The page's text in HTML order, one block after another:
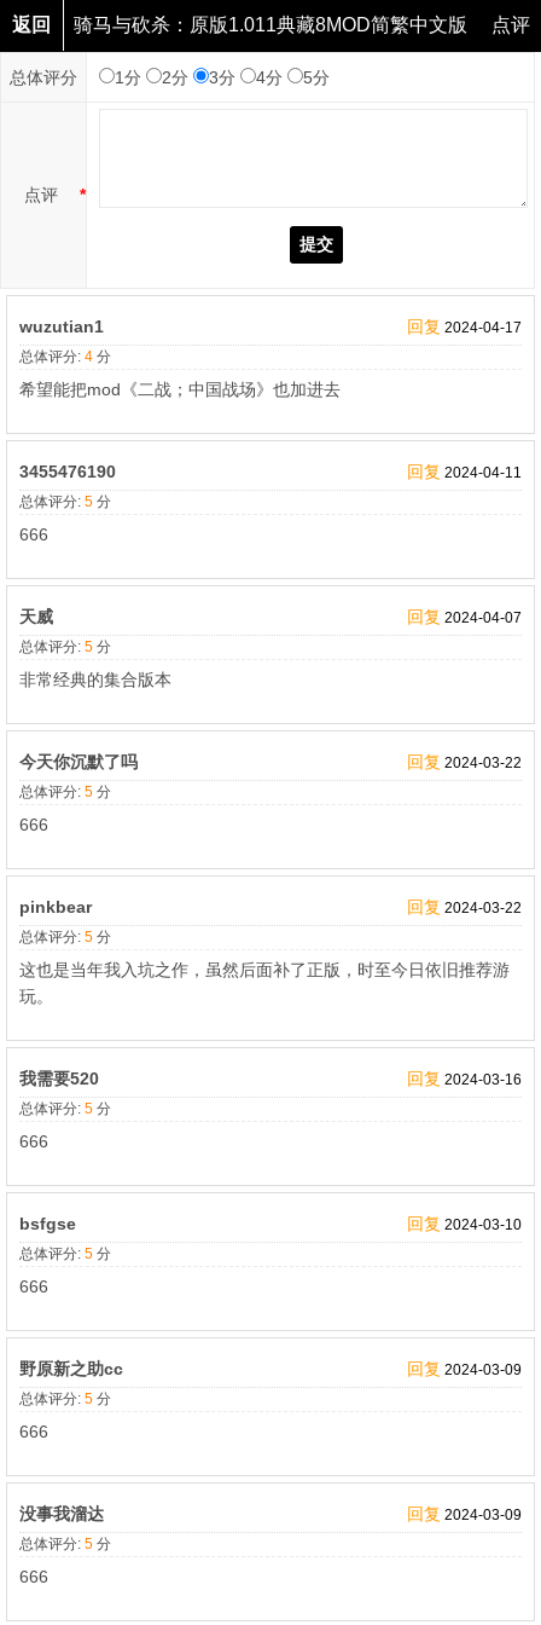
返回 骑马与砍杀：原版1.011典藏8MOD简繁中文版 点评
总体评分 1分 2分 3分 4分 5分
*
点评
提交
wuzutian1 回复 2024-04-17
总体评分: 4 分
希望能把mod《二战；中国战场》也加进去
3455476190 回复 2024-04-11
总体评分: 5 分
666
天威 回复 2024-04-07
总体评分: 5 分
非常经典的集合版本
今天你沉默了吗 回复 2024-03-22
总体评分: 5 分
666
pinkbear 回复 2024-03-22
总体评分: 5 分
这也是当年我入坑之作，虽然后面补了正版，时至今日依旧推荐游
玩。
我需要520 回复 2024-03-16
总体评分: 5 分
666
bsfgse 回复 2024-03-10
总体评分: 5 分
666
野原新之助cc 回复 2024-03-09
总体评分: 5 分
666
没事我溜达 回复 2024-03-09
总体评分: 5 分
666